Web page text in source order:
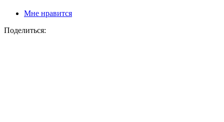
Мне нравится
Поделиться: